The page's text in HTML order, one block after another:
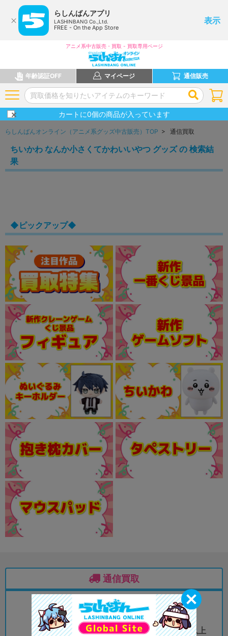
らしんばんアプリ
LASHINBANG Co.,Ltd.
FREE - On the App Store
表示
アニメ系中古販売・買取 - 買取専用ページ
年齢認証OFF マイページ 通信販売
カートに0個の商品が入っています
らしんばんオンライン（アニメ系グッズ中古販売）TOP > 通信買取
ちいかわ なんか小さくてかわいいやつ グッズ の 検索結
果
◆ピックアップ◆
通信買取
合計買取点数 フィギュア15cm以上